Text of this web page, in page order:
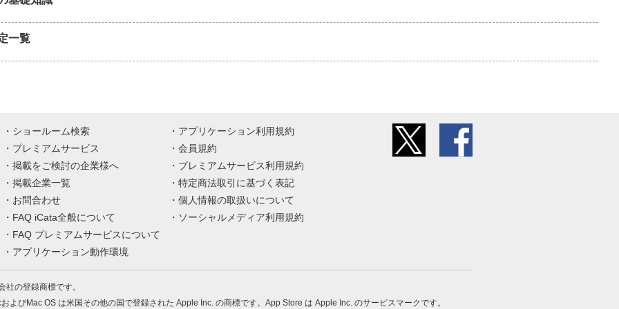
一覧
ショールーム検索
プレミアムサービス
掲載をご検討の企業様へ
掲載企業一覧
お問合わせ
FAQ iCata全般について
FAQ プレミアムサービスについて
アプリケーション動作環境
アプリケーション利用規約
会員規約
プレミアムサービス利用規約
特定商法取引に基づく表記
個人情報の取扱いについて
ソーシャルメディア利用規約
の登録商標です。
よびMac OS は米国その他の国で登録された Apple Inc. の商標です。App Store は Apple Inc. のサービスマークです。